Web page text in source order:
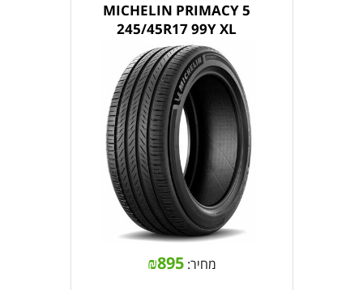
MICHELIN PRIMACY 5
245/45R17 99Y XL
מחיר: ₪895